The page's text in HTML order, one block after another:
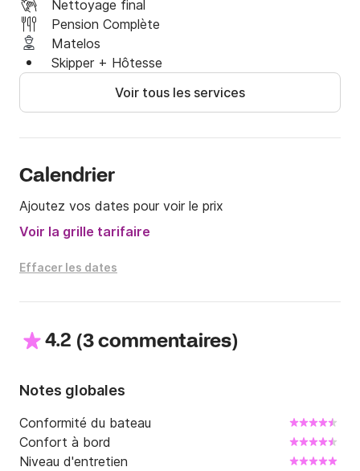
frais supplémentaires. Un délicieux déjeuner vous sera
préparé, exclusivement à partir d'ingrédients frais et
locaux.
Nettoyage final
Pension Complète
Matelos
Skipper + Hôtesse
Voir tous les services
Calendrier
Ajoutez vos dates pour voir le prix
Voir la grille tarifaire
Effacer les dates
4.2 (3 commentaires)
Notes globales
Conformité du bateau
Confort à bord
Niveau d'entretien